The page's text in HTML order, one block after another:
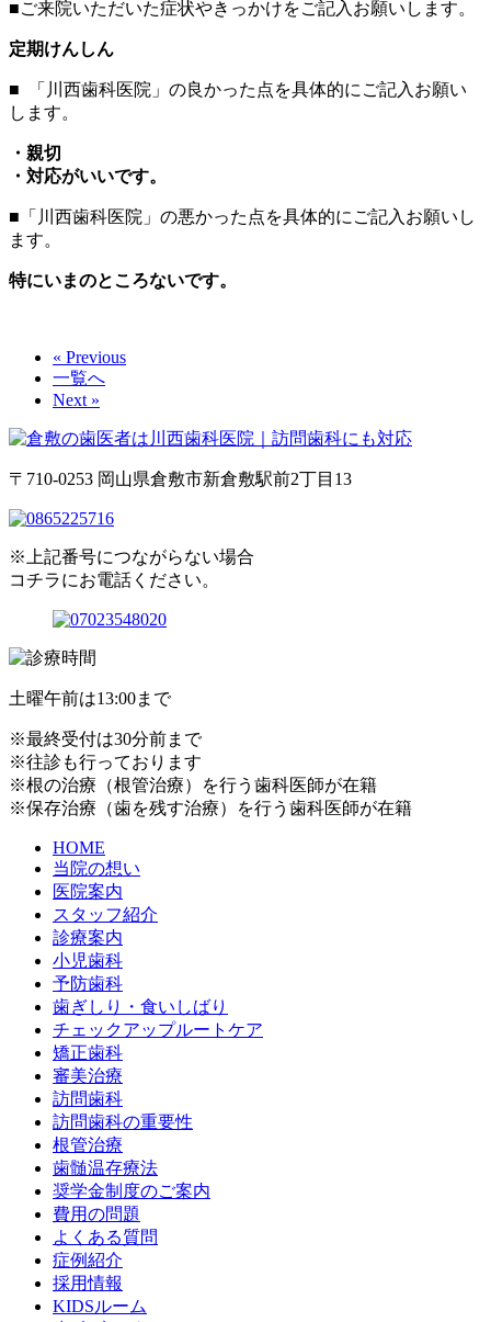
■ご来院いただいた症状やきっかけをご記入お願いします。
定期けんしん
■ 「川西歯科医院」の良かった点を具体的にご記入お願い
します。
・親切
・対応がいいです。
■「川西歯科医院」の悪かった点を具体的にご記入お願いし
ます。
特にいまのところないです。
« Previous
一覧へ
Next »
〒710-0253 岡山県倉敷市新倉敷駅前2丁目13
※上記番号につながらない場合
コチラにお電話ください。
土曜午前は13:00まで
※最終受付は30分前まで
※往診も行っております
※根の治療（根管治療）を行う歯科医師が在籍
※保存治療（歯を残す治療）を行う歯科医師が在籍
HOME
当院の想い
医院案内
スタッフ紹介
診療案内
小児歯科
予防歯科
歯ぎしり・食いしばり
チェックアップルートケア
矯正歯科
審美治療
訪問歯科
訪問歯科の重要性
根管治療
歯髄温存療法
奨学金制度のご案内
費用の問題
よくある質問
症例紹介
採用情報
KIDSルーム